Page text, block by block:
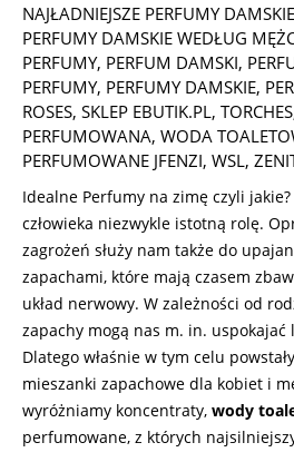
NAJŁADNIEJSZE PERFUMY DAMSKIE
PERFUMY DAMSKIE WEDŁUG
PERFUMY, PERFUM DAMSKI,
PERFUMY, PERFUMY DAMSKIE,
ROSES, SKLEP EBUTIK.PL, TORCHES
PERFUMOWANA, WODA
PERFUMOWANE JFENZI, WSL,
Idealne Perfumy na zimę czyli
człowieka niezwykle istotną rolę.
zagrożeń służy nam także do
zapachami, które mają czasem
układ nerwowy. W zależności od
zapachy mogą nas m. in.
Dlatego właśnie w tym celu powstały
mieszanki zapachowe dla kobiet i
wyróżniamy koncentraty, wody
perfumowane, z których